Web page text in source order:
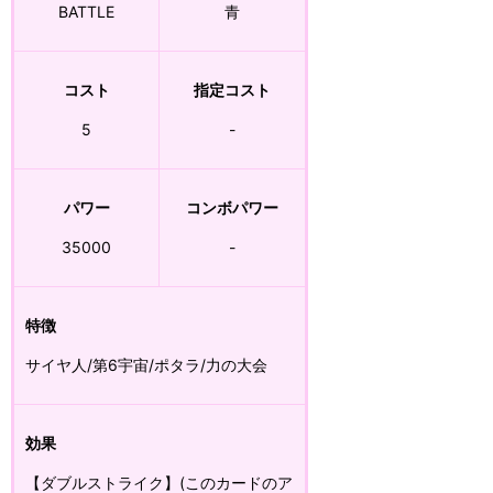
BATTLE 青
コスト
5
指定コスト
-
パワー
35000
コンボパワー
-
特徴
サイヤ人/第6宇宙/ポタラ/力の大会
効果
【ダブルストライク】(このカードのア